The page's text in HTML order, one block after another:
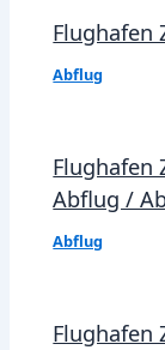
Flughafen
Abflug
Flughafen
Abflug /
Abflug
Flughafen